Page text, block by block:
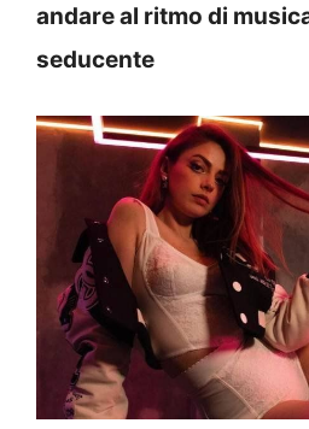
andare al ritmo di
seducente